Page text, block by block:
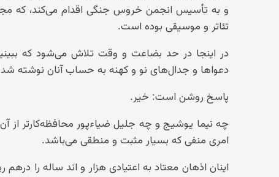
و به تأسیس انجمن خروس جنگی اقدام می‌کند، که
تئاتر و موسیقی بوده است.
در اینجا در حد بضاعت و وقت تلاش می‌شود که
دعواها و جدال‌های نو و کهنه به حساب آنان نوشته
پاسخ روشن است: خیر.
چه نیما یوشیج و چه جلیل ضیاءپور محافظه‌کارتر از
امری منفی که بسیار مثبت و منطقی می‌باشد.
اینان اذهان معتاد به اعتیادی هزار و اند ساله را